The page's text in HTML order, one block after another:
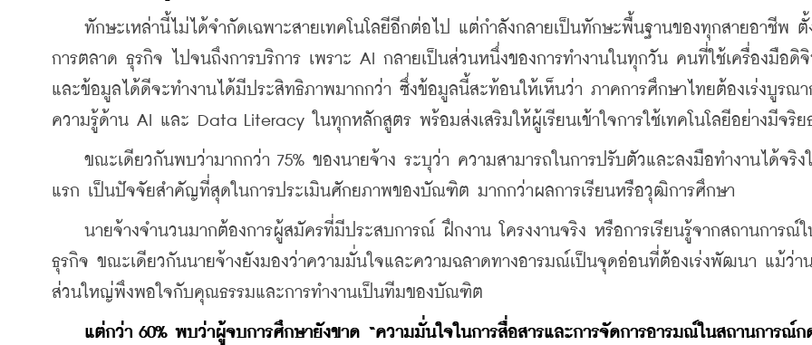
ทักษะเหล่านี้ไม่ได้จำกัดเฉพาะสายเทคโนโลยีอีกต่อไป แต่กำลังกลายเป็นทักษะพื้นฐานของทุกสายอาชีพ ตั้
การตลาด ธุรกิจ ไปจนถึงการบริการ เพราะ AI กลายเป็นส่วนหนึ่งของการทำงานในทุกวัน คนที่ใช้เครื่องมือดิ
และข้อมูลได้ดีจะทำงานได้มีประสิทธิภาพมากกว่า ซึ่งข้อมูลนี้สะท้อนให้เห็นว่า ภาคการศึกษาไทยต้องเร่งบูรณา
ความรู้ด้าน AI และ Data Literacy ในทุกหลักสูตร พร้อมส่งเสริมให้ผู้เรียนเข้าใจการใช้เทคโนโลยีอย่างมีจริย
ขณะเดียวกันพบว่ามากกว่า 75% ของนายจ้าง ระบุว่า ความสามารถในการปรับตัวและลงมือทำงานได้จริง
แรก เป็นปัจจัยสำคัญที่สุดในการประเมินศักยภาพของบัณฑิต มากกว่าผลการเรียนหรือวุฒิการศึกษา
นายจ้างจำนวนมากต้องการผู้สมัครที่มีประสบการณ์ ฝึกงาน โครงงานจริง หรือการเรียนรู้จากสถานการณ์ใ
ธุรกิจ ขณะเดียวกันนายจ้างยังมองว่าความมั่นใจและความฉลาดทางอารมณ์เป็นจุดอ่อนที่ต้องเร่งพัฒนา แม้ว่า
ส่วนใหญ่พึงพอใจกับคุณธรรมและการทำงานเป็นทีมของบัณฑิต
แต่กว่า 60% พบว่าผู้จบการศึกษายังขาด “ความมั่นใจในการสื่อสารและการจัดการอารมณ์ในสถานการณ์ก